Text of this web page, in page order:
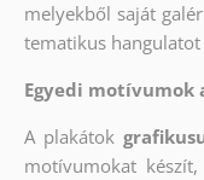
melyekből saját
tematikus hangulatot
Egyedi motívumok
A plakátok
motívumokat készít,